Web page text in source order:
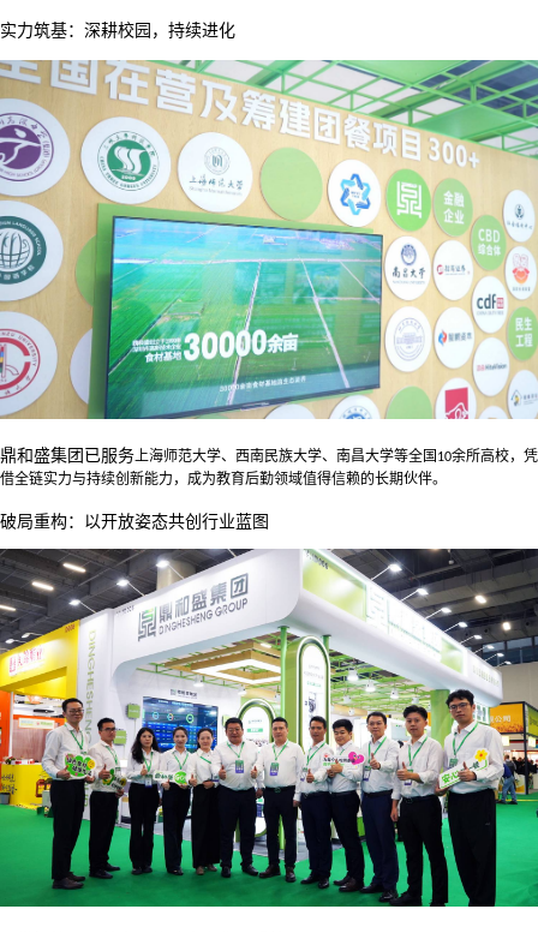
实力筑基：深耕校园，持续进化
鼎和盛集团已服务上海师范大学、西南民族大学、南昌大学等全国 10余所高校， 凭
借全链实力与持续创新能力， 成为教育后勤领域值得信赖的长期伙伴。
破局重构：以开放姿态共创行业蓝图